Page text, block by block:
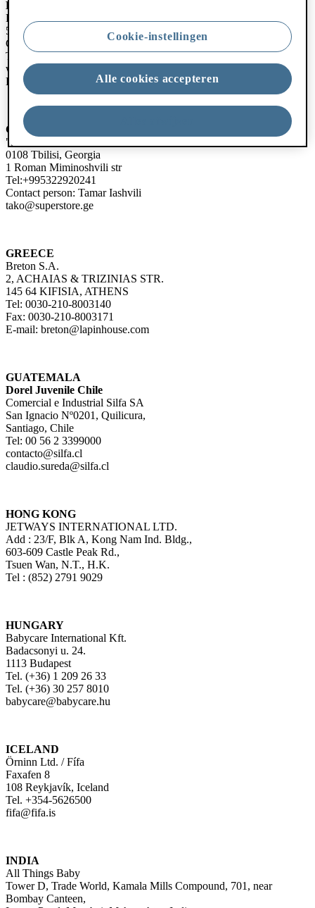
Dorel Juvenile Germany
Hugo-Eckener Straße 20
50829 Cologne
Germany
Tel: 00 49 (0) 2234 96 4327
www.maxi-cosi.de
DE-Consumer@dorel.eu
GEORGIA
"SUPER" LTD
0108 Tbilisi, Georgia
1 Roman Miminoshvili str
Tel:+995322920241
Contact person: Tamar Iashvili
tako@superstore.ge
GREECE
Breton S.A.
2, ACHAIAS & TRIZINIAS STR.
145 64 KIFISIA, ATHENS
Tel: 0030-210-8003140
Fax: 0030-210-8003171
E-mail: breton@lapinhouse.com
GUATEMALA
Dorel Juvenile Chile
Comercial e Industrial Silfa SA
San Ignacio Nº0201, Quilicura,
Santiago, Chile
Tel: 00 56 2 3399000
contacto@silfa.cl
claudio.sureda@silfa.cl
HONG KONG
JETWAYS INTERNATIONAL LTD.
Add : 23/F, Blk A, Kong Nam Ind. Bldg.,
603-609 Castle Peak Rd.,
Tsuen Wan, N.T., H.K.
Tel : (852) 2791 9029
HUNGARY
Babycare International Kft.
Badacsonyi u. 24.
1113 Budapest
Tel. (+36) 1 209 26 33
Tel. (+36) 30 257 8010
babycare@babycare.hu
ICELAND
Örninn Ltd. / Fífa
Faxafen 8
108 Reykjavík, Iceland
Tel. +354-5626500
fifa@fifa.is
INDIA
All Things Baby
Tower D, Trade World, Kamala Mills Compound, 701, near
Bombay Canteen,
Alle cookies accepteren
Cookie-instellingen